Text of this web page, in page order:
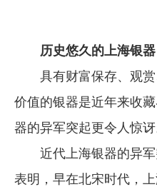
行情报价
数字报
历史悠久的上海银器
具有财富保存、观赏
价值的银器是近年来收
器的异军突起更令人惊讶
近代上海银器的异军
表明，早在北宋时代，